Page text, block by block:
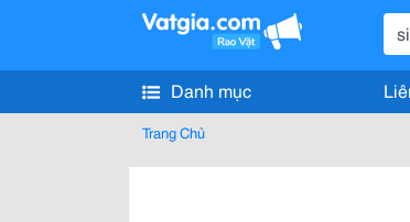
Danh mục
Trang Chủ